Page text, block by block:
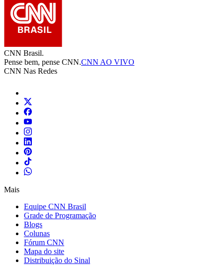
CNN Brasil.
Pense bem, pense CNN.CNN AO VIVO
CNN Nas Redes
Mais
Equipe CNN Brasil
Grade de Programação
Blogs
Colunas
Fórum CNN
Mapa do site
Distribuição do Sinal